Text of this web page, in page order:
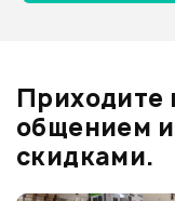
Приходите
общением
скидками.